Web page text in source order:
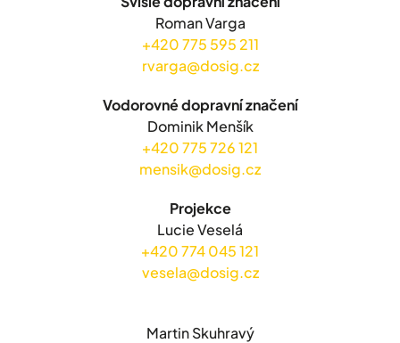
Roman Varga
+420 775 595 211
rvarga@dosig.cz
Vodorovné dopravní značení
Dominik Menšík
+420 775 726 121
mensik@dosig.cz
Projekce
Lucie Veselá
+420 774 045 121
vesela@dosig.cz
Martin Skuhravý